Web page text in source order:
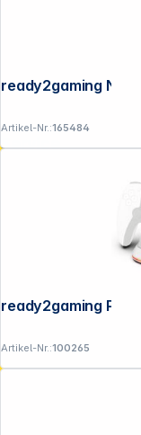
Artikel-Nr.:165484
ready2gaming PS5
Artikel-Nr.:100265
Service